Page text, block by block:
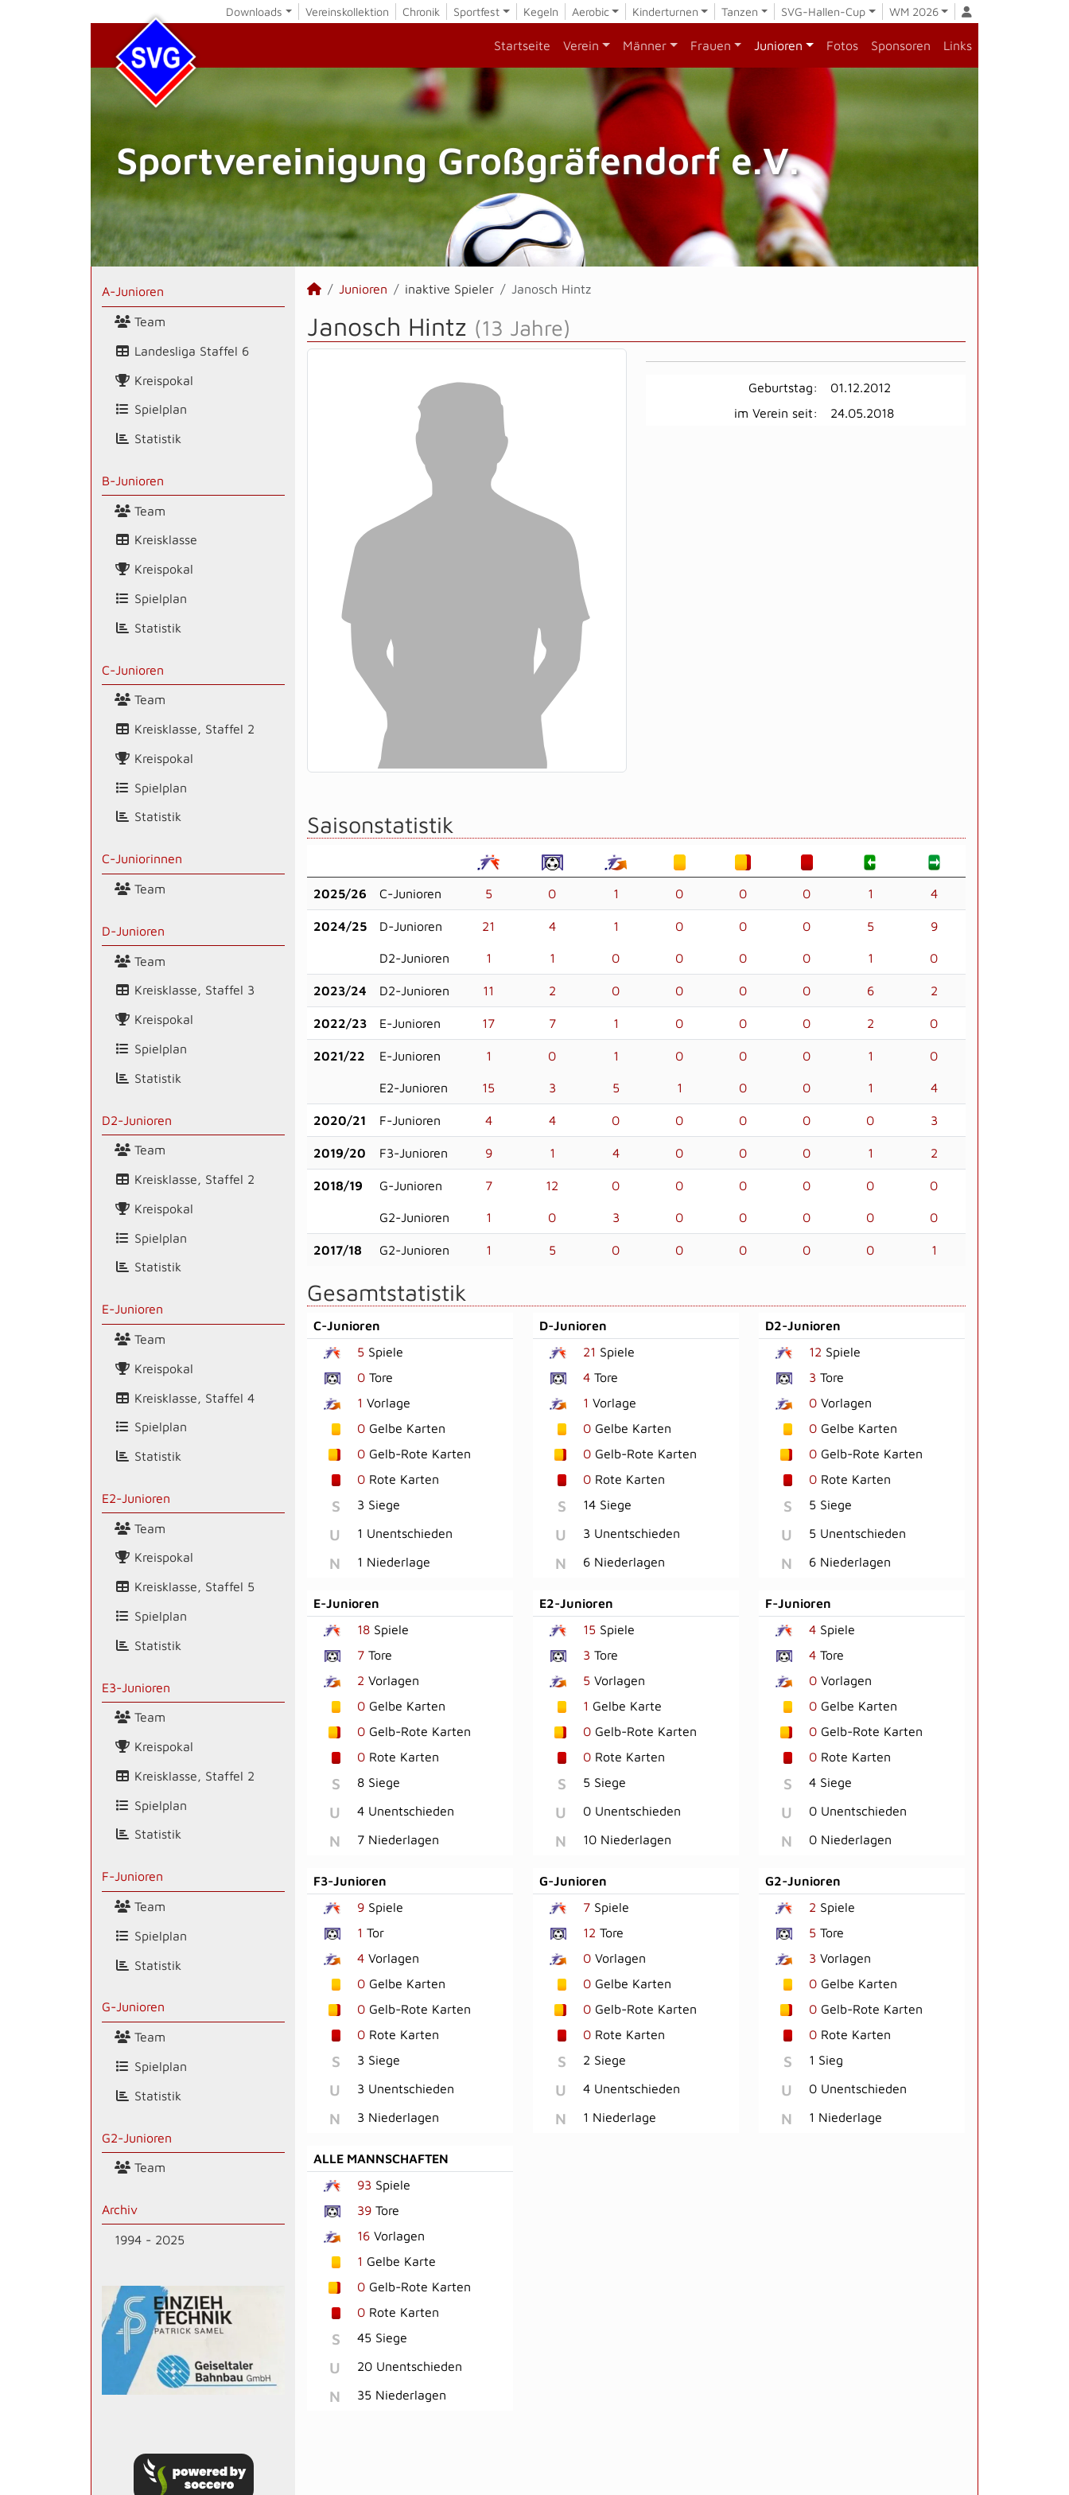
Downloads Vereinskollektion Chronik Sportfest Kegeln Aerobic Kinderturnen Tanzen SVG-Hallen-Cup WM 2026
Startseite Verein Männer Frauen Junioren Fotos Sponsoren Links
Sportvereinigung Großgräfendorf e.V.
A-Junioren
Team
Landesliga Staffel 6
Kreispokal
Spielplan
Statistik
B-Junioren
Team
Kreisklasse
Kreispokal
Spielplan
Statistik
C-Junioren
Team
Kreisklasse, Staffel 2
Kreispokal
Spielplan
Statistik
C-Juniorinnen
Team
D-Junioren
Team
Kreisklasse, Staffel 3
Kreispokal
Spielplan
Statistik
D2-Junioren
Team
Kreisklasse, Staffel 2
Kreispokal
Spielplan
Statistik
E-Junioren
Team
Kreispokal
Kreisklasse, Staffel 4
Spielplan
Statistik
E2-Junioren
Team
Kreispokal
Kreisklasse, Staffel 5
Spielplan
Statistik
E3-Junioren
Team
Kreispokal
Kreisklasse, Staffel 2
Spielplan
Statistik
F-Junioren
Team
Spielplan
Statistik
G-Junioren
Team
Spielplan
Statistik
G2-Junioren
Team
Archiv
1994 - 2025
Junioren inaktive Spieler Janosch Hintz
Janosch Hintz (13 Jahre)
Geburtstag:
01.12.2012
im Verein seit:
24.05.2018
Saisonstatistik
2025/26 C-Junioren 5 0 1 0 0 0 1 4
2024/25 D-Junioren 21 4 1 0 0 0 5 9
D2-Junioren 1 1 0 0 0 0 1 0
2023/24 D2-Junioren 11 2 0 0 0 0 6 2
2022/23 E-Junioren 17 7 1 0 0 0 2 0
2021/22 E-Junioren 1 0 1 0 0 0 1 0
E2-Junioren 15 3 5 1 0 0 1 4
2020/21 F-Junioren 4 4 0 0 0 0 0 3
2019/20 F3-Junioren 9 1 4 0 0 0 1 2
2018/19 G-Junioren 7 12 0 0 0 0 0 0
G2-Junioren 1 0 3 0 0 0 0 0
2017/18 G2-Junioren 1 5 0 0 0 0 0 1
Gesamtstatistik
C-Junioren
5 Spiele
0 Tore
1 Vorlage
0 Gelbe Karten
0 Gelb-Rote Karten
0 Rote Karten
S 3 Siege
U 1 Unentschieden
N 1 Niederlage
D-Junioren
21 Spiele
4Tore
1 Vorlage
0Gelbe Karten
0Gelb-Rote Karten
0Rote Karten
S 14 Siege
U 3 Unentschieden
N 6 Niederlagen
D2-Junioren
12 Spiele
3 Tore
0Vorlagen
0Gelbe Karten
0Gelb-Rote Karten
0Rote Karten
S 5 Siege
U 5 Unentschieden
N 6 Niederlagen
E-Junioren
18 Spiele
7 Tore
2 Vorlagen
0 Gelbe Karten
0 Gelb-Rote Karten
0 Rote Karten
S 8 Siege
U 4 Unentschieden
N 7 Niederlagen
E2-Junioren
15 Spiele
3 Tore
5 Vorlagen
1 Gelbe Karte
0Gelb-Rote Karten
0Rote Karten
S 5 Siege
U 0 Unentschieden
N 10 Niederlagen
F-Junioren
4Spiele
4Tore
0Vorlagen
0Gelbe Karten
0Gelb-Rote Karten
0Rote Karten
S 4 Siege
U 0 Unentschieden
N 0 Niederlagen
F3-Junioren
9 Spiele
1 Tor
4 Vorlagen
0 Gelbe Karten
0 Gelb-Rote Karten
0 Rote Karten
S 3 Siege
U 3 Unentschieden
N 3 Niederlagen
G-Junioren
7Spiele
12 Tore
0Vorlagen
0Gelbe Karten
0Gelb-Rote Karten
0Rote Karten
S 2 Siege
U 4 Unentschieden
N 1 Niederlage
G2-Junioren
2 Spiele
5 Tore
3 Vorlagen
0Gelbe Karten
0Gelb-Rote Karten
0Rote Karten
S 1 Sieg
U 0 Unentschieden
N 1 Niederlage
ALLE MANNSCHAFTEN
93 Spiele
39 Tore
16 Vorlagen
1 Gelbe Karte
0 Gelb-Rote Karten
0 Rote Karten
S 45 Siege
U 20 Unentschieden
N 35 Niederlagen